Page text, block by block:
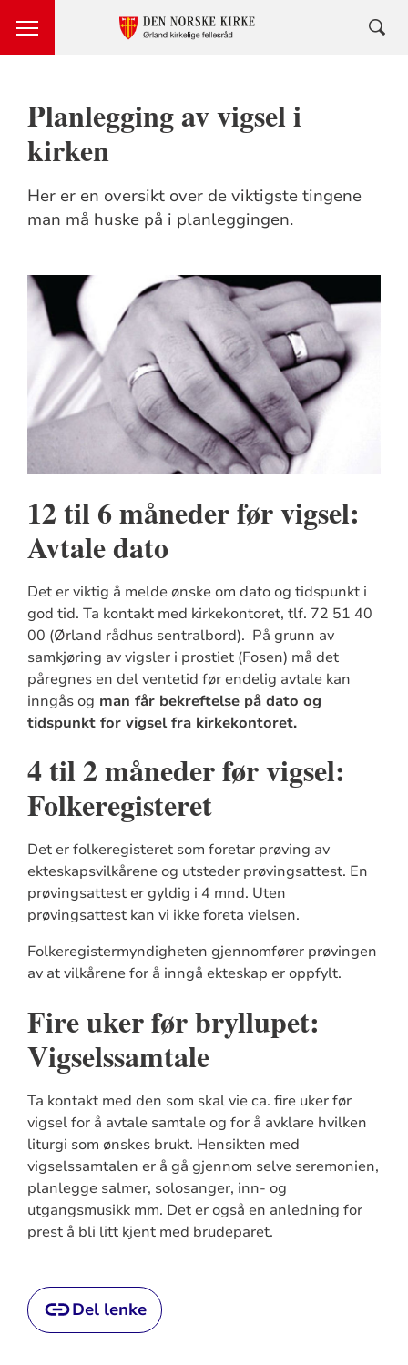
Planlegging av vigsel i
kirken
Her er en oversikt over de viktigste tingene
man må huske på i planleggingen.
12 til 6 måneder før vigsel:
Avtale dato
Det er viktig å melde ønske om dato og tidspunkt i
god tid. Ta kontakt med kirkekontoret, tlf. 72 51 40
00 (Ørland rådhus sentralbord). På grunn av
samkjøring av vigsler i prostiet (Fosen) må det
påregnes en del ventetid før endelig avtale kan
inngås og man får bekreftelse på dato og
tidspunkt for vigsel fra kirkekontoret.
4 til 2 måneder før vigsel:
Folkeregisteret
Det er folkeregisteret som foretar prøving av
ekteskapsvilkårene og utsteder prøvingsattest. En
prøvingsattest er gyldig i 4 mnd. Uten
prøvingsattest kan vi ikke foreta vielsen.
Folkeregistermyndigheten gjennomfører prøvingen
av at vilkårene for å inngå ekteskap er oppfylt.
Fire uker før bryllupet:
Vigselssamtale
Ta kontakt med den som skal vie ca. fire uker før
vigsel for å avtale samtale og for å avklare hvilken
liturgi som ønskes brukt. Hensikten med
vigselssamtalen er å gå gjennom selve seremonien,
planlegge salmer, solosanger, inn- og
utgangsmusikk mm. Det er også en anledning for
prest å bli litt kjent med brudeparet.
Del lenke